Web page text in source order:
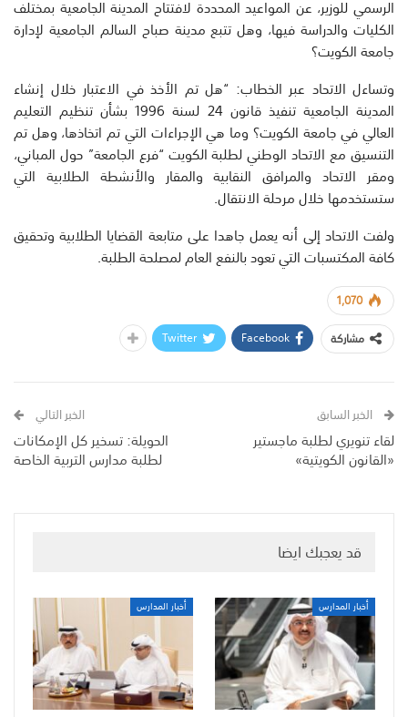
الرسمي للوزير، عن المواعيد المحددة لافتتاح المدينة الجامعية بمختلف
الكليات والدراسة فيها، وهل تتبع مدينة صباح السالم الجامعية لإدارة
جامعة الكويت؟
وتساءل الاتحاد عبر الخطاب: “هل تم الأخذ في الاعتبار خلال إنشاء
المدينة الجامعية تنفيذ قانون 24 لسنة 1996 بشأن تنظيم التعليم
العالي في جامعة الكويت؟ وما هي الإجراءات التي تم اتخاذها، وهل تم
التنسيق مع الاتحاد الوطني لطلبة الكويت “فرع الجامعة” حول المباني،
ومقر الاتحاد والمرافق النقابية والمقار والأنشطة الطلابية التي
ستستخدمها خلال مرحلة الانتقال.
ولفت الاتحاد إلى أنه يعمل جاهدا على متابعة القضايا الطلابية وتحقيق
كافة المكتسبات التي تعود بالنفع العام لمصلحة الطلبة.
1,070
مشاركة
Facebook
Twitter
الخبر السابق
لقاء تنويري لطلبة ماجستير
«القانون الكويتية»
الخبر التالي
الحويلة: تسخير كل الإمكانات
لطلبة مدارس التربية الخاصة
قد يعجبك ايضا
أخبار المدارس أخبار المدارس